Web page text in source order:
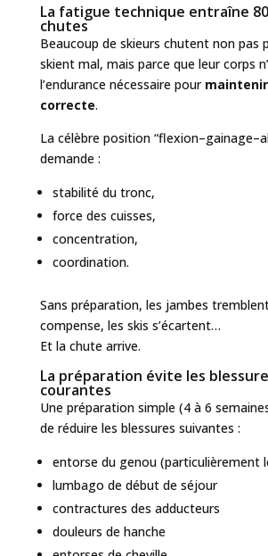
La fatigue technique entraîne
chutes
Beaucoup de skieurs chutent non pas
skient mal, mais parce que leur corps
l’endurance nécessaire pour
correcte.
La célèbre position
demande :
stabilité du tronc,
force des cuisses,
concentration,
coordination.
Sans préparation, les jambes
compense, les skis s’écartent…
Et la chute arrive.
La préparation évite les
courantes
Une préparation simple (4 à 6
de réduire les blessures suivantes :
entorse du genou (particulièrement
lumbago de début de séjour
contractures des adducteurs
douleurs de hanche